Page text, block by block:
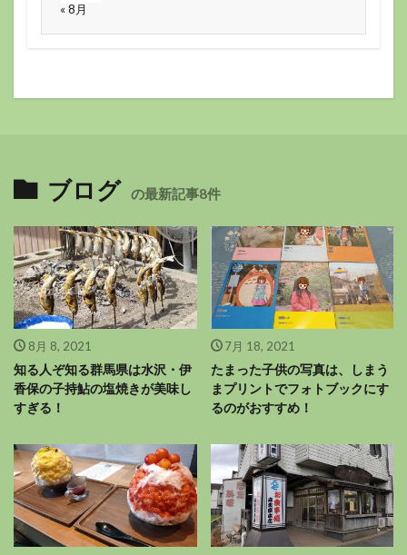
« 8月
ブログ の最新記事8件
8月 8, 2021
知る人ぞ知る群馬県は水沢・伊
香保の子持鮎の塩焼きが美味し
すぎる！
7月 18, 2021
たまった子供の写真は、しまう
まプリントでフォトブックにす
るのがおすすめ！